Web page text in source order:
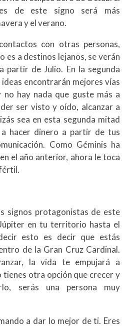
de este signo será más
y el verano.
con otras personas,
es a destinos lejanos, se verán
partir de Julio. En la segunda
encontrarán mejores vías
no hay nada que guste más a
ser visto y oído, alcanzar a
sea en esta segunda mitad
a hacer dinero a partir de tus
Como Géminis ha
el año anterior, ahora le toca
signos protagonistas de este
en tu territorio hasta el
esto es decir que estás
de la Gran Cruz Cardinal.
la vida te empujará a
tienes otra opción que crecer y
serás una persona muy
a dar lo mejor de ti. Eres